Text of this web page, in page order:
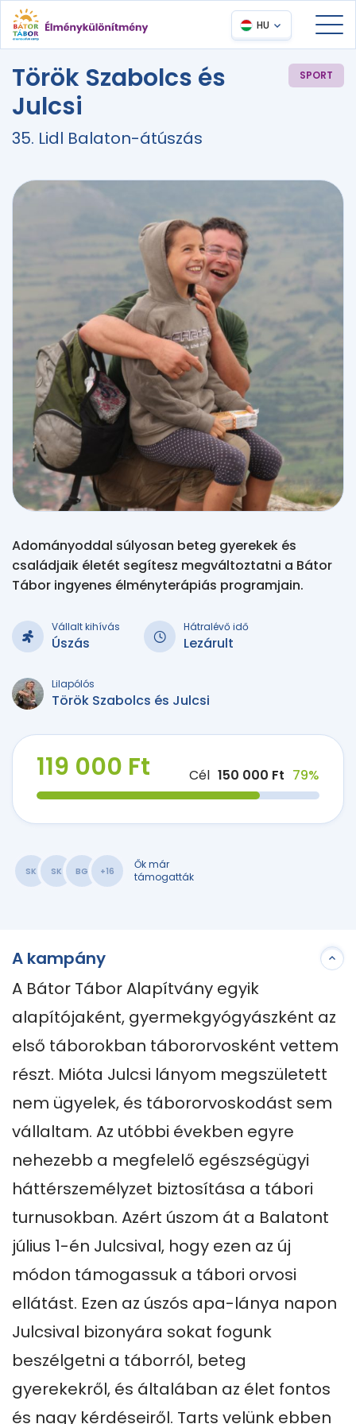
HU
Török Szabolcs és
Julcsi
SPORT
35. Lidl Balaton-átúszás
Adományoddal súlyosan beteg gyerekek és
családjaik életét segítesz megváltoztatni a Bátor
Tábor ingyenes élményterápiás programjain.
Vállalt kihívás
Úszás
Hátralévő idő
Lezárult
Lilapólós
Török Szabolcs és Julcsi
119 000 Ft Cél 150 000 Ft 79%
SK SK BG +16
Ők már
támogatták
A kampány
A Bátor Tábor Alapítvány egyik
alapítójaként, gyermekgyógyászként az
első táborokban tábororvosként vettem
részt. Mióta Julcsi lányom megszületett
nem ügyelek, és tábororvoskodást sem
vállaltam. Az utóbbi években egyre
nehezebb a megfelelő egészségügyi
háttérszemélyzet biztosítása a tábori
turnusokban. Azért úszom át a Balatont
július 1-én Julcsival, hogy ezen az új
módon támogassuk a tábori orvosi
ellátást. Ezen az úszós apa-lánya napon
Julcsival bizonyára sokat fogunk
beszélgetni a táborról, beteg
gyerekekről, és általában az élet fontos
és nagy kérdéseiről. Tarts velünk ebben